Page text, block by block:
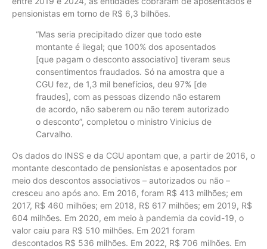
pensionistas em torno de R$ 6,3 bilhões.
“Mas seria precipitado dizer que todo este
montante é ilegal; que 100% dos aposentados
[que pagam o desconto associativo] tiveram seus
consentimentos fraudados. Só na amostra que a
CGU fez, de 1,3 mil benefícios, deu 97% [de
fraudes], com as pessoas dizendo não estarem
de acordo, não saberem ou não terem autorizado
o desconto”, completou o ministro Vinicius de
Carvalho.
Os dados do INSS e da CGU apontam que, a partir de 2016, o
montante descontado de pensionistas e aposentados por
meio dos descontos associativos – autorizados ou não –
cresceu ano após ano. Em 2016, foram R$ 413 milhões; em
2017, R$ 460 milhões; em 2018, R$ 617 milhões; em 2019, R$
604 milhões. Em 2020, em meio à pandemia da covid-19, o
valor caiu para R$ 510 milhões. Em 2021 foram
descontados R$ 536 milhões. Em 2022, R$ 706 milhões. Em